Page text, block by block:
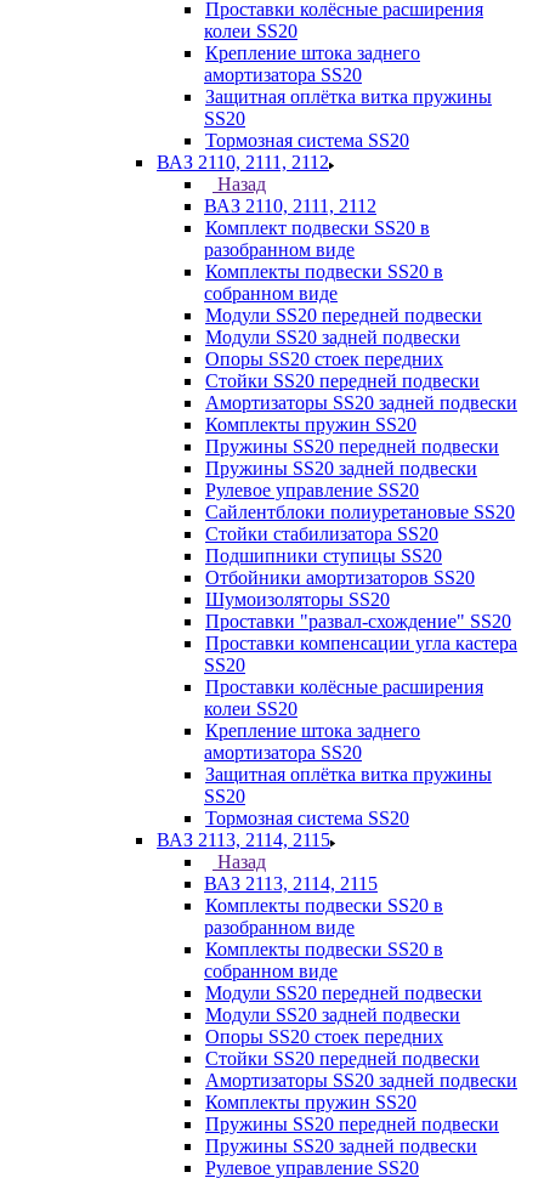
Проставки колёсные расширения
колеи SS20
Крепление штока заднего
амортизатора SS20
Защитная оплётка витка пружины
SS20
Тормозная система SS20
ВАЗ 2110, 2111, 2112
Назад
ВАЗ 2110, 2111, 2112
Комплект подвески SS20 в
разобранном виде
Комплекты подвески SS20 в
собранном виде
Модули SS20 передней подвески
Модули SS20 задней подвески
Опоры SS20 стоек передних
Стойки SS20 передней подвески
Амортизаторы SS20 задней подвески
Комплекты пружин SS20
Пружины SS20 передней подвески
Пружины SS20 задней подвески
Рулевое управление SS20
Сайлентблоки полиуретановые SS20
Стойки стабилизатора SS20
Подшипники ступицы SS20
Отбойники амортизаторов SS20
Шумоизоляторы SS20
Проставки "развал-схождение" SS20
Проставки компенсации угла кастера
SS20
Проставки колёсные расширения
колеи SS20
Крепление штока заднего
амортизатора SS20
Защитная оплётка витка пружины
SS20
Тормозная система SS20
ВАЗ 2113, 2114, 2115
Назад
ВАЗ 2113, 2114, 2115
Комплекты подвески SS20 в
разобранном виде
Комплекты подвески SS20 в
собранном виде
Модули SS20 передней подвески
Модули SS20 задней подвески
Опоры SS20 стоек передних
Стойки SS20 передней подвески
Амортизаторы SS20 задней подвески
Комплекты пружин SS20
Пружины SS20 передней подвески
Пружины SS20 задней подвески
Рулевое управление SS20